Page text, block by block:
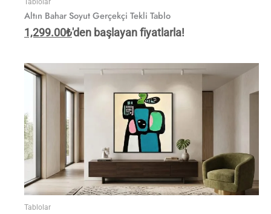
Altın Bahar Soyut Gerçekçi Tekli Tablo
1,299.00₺'den başlayan fiyatlarla!
Tablolar